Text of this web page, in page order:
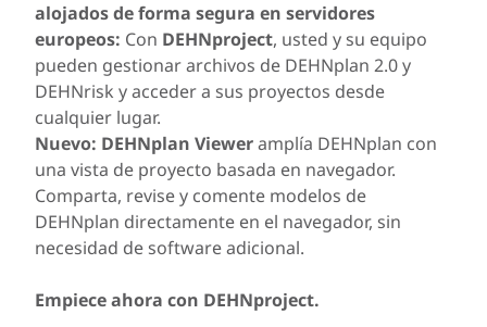
alojados de forma segura en servidores
europeos: Con DEHNproject, usted y su equipo
pueden gestionar archivos de DEHNplan 2.0 y
DEHNrisk y acceder a sus proyectos desde
cualquier lugar.
Nuevo: DEHNplan Vieweramplía DEHNplan con
una vista de proyecto basada en navegador.
Comparta, revise y comente modelos de
DEHNplan directamente en el navegador, sin
necesidad de software adicional.
Empiece ahora con DEHNproject.